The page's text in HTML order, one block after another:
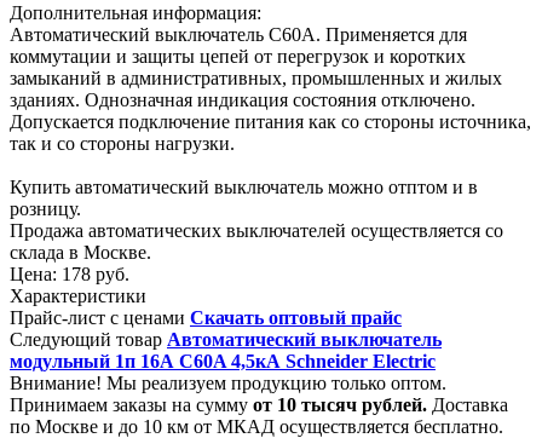
Дополнительная информация:
Автоматический выключатель C60A. Применяется для
коммутации и защиты цепей от пеpегpузок и коpотких
замыканий в административных, промышленных и жилых
зданиях. Однозначная индикация состояния отключено.
Допускается подключение питания как со стороны источника,
так и со стороны нагрузки.
Купить автоматический выключатель можно отптом и в
розницу.
Продажа автоматических выключателей осуществляется со
склада в Москве.
Цена: 178 руб.
Характеристики
Прайс-лист с ценами Скачать оптовый прайс
Следующий товар Автоматический выключатель
модульный 1п 16А C60A 4,5кА Schneider Electric
Внимание! Мы реализуем продукцию только оптом.
Принимаем заказы на сумму от 10 тысяч рублей. Доставка
по Москве и до 10 км от МКАД осуществляется бесплатно.